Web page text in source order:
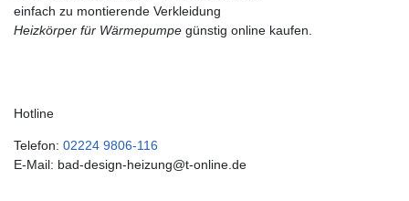
einfach zu montierende Verkleidung
Heizkörper für Wärmepumpe günstig online kaufen.
Hotline
Telefon: 02224 9806-116
E-Mail: bad-design-heizung@t-online.de